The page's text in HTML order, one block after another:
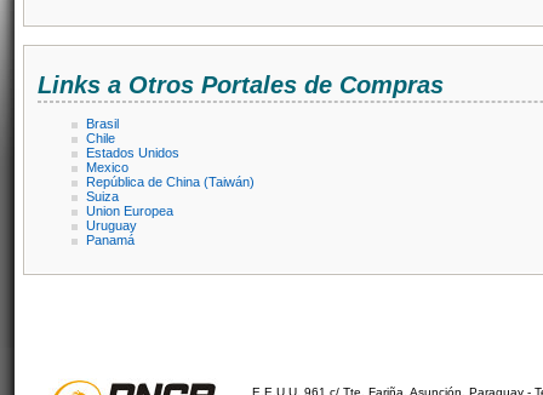
Links a Otros Portales de Compras
Brasil
Chile
Estados Unidos
Mexico
República de China (Taiwán)
Suiza
Union Europea
Uruguay
Panamá
E.E.U.U. 961 c/ Tte. Fariña. Asunción, Paraguay -